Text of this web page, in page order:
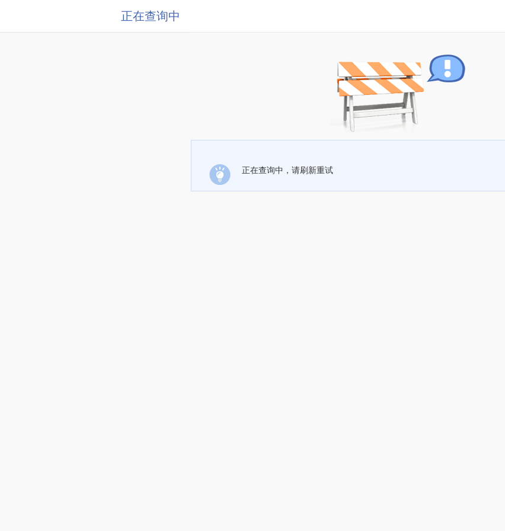
正在查询中
正在查询中，请刷新重试